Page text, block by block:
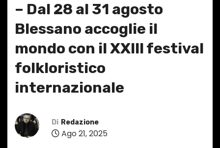
– Dal 28 al 31 agosto
Blessano accoglie il
mondo con il XXIII festival
folkloristico
internazionale
Di Redazione
Ago 21, 2025